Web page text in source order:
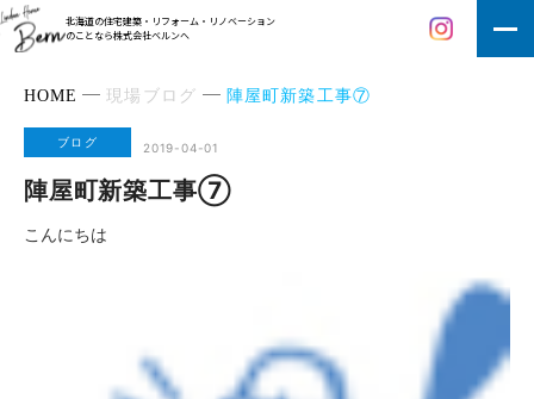
北海道の住宅建築・リフォーム・リノベーション
のことなら株式会社ベルンへ
HOME 現場ブログ 陣屋町新築工事⑦
ブログ 2019-04-01
陣屋町新築工事⑦
こんにちは